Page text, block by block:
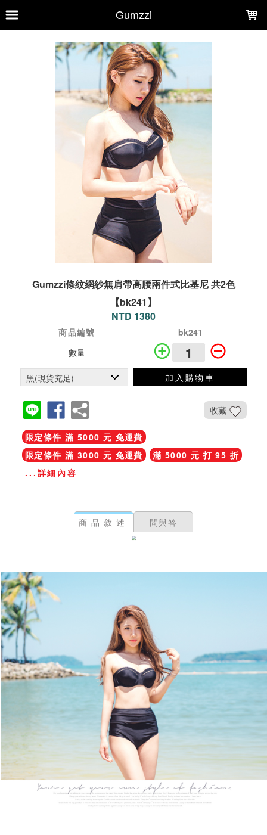
Gumzzi
Gumzzi條紋網紗無肩帶高腰兩件式比基尼 共2色
【bk241】
NTD 1380
商品編號
bk241
數量
加入購物車
收藏
限定條件 滿 5000 元 免運費
限定條件 滿 3000 元 免運費
滿 5000 元 打 95 折
...詳細內容
商品敘述 問與答